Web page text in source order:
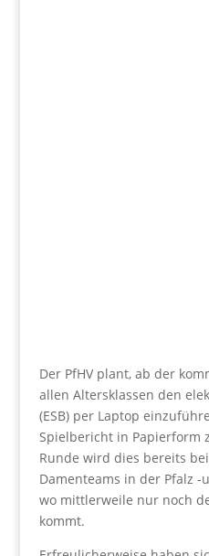
Der PfHV plant, ab der
allen Altersklassen den
(ESB) per Laptop
Spielbericht in Papierform
Runde wird dies bereits
Damenteams in der Pfalz
wo mittlerweile nur noch
kommt.